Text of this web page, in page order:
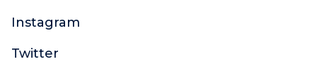
Instagram
Twitter